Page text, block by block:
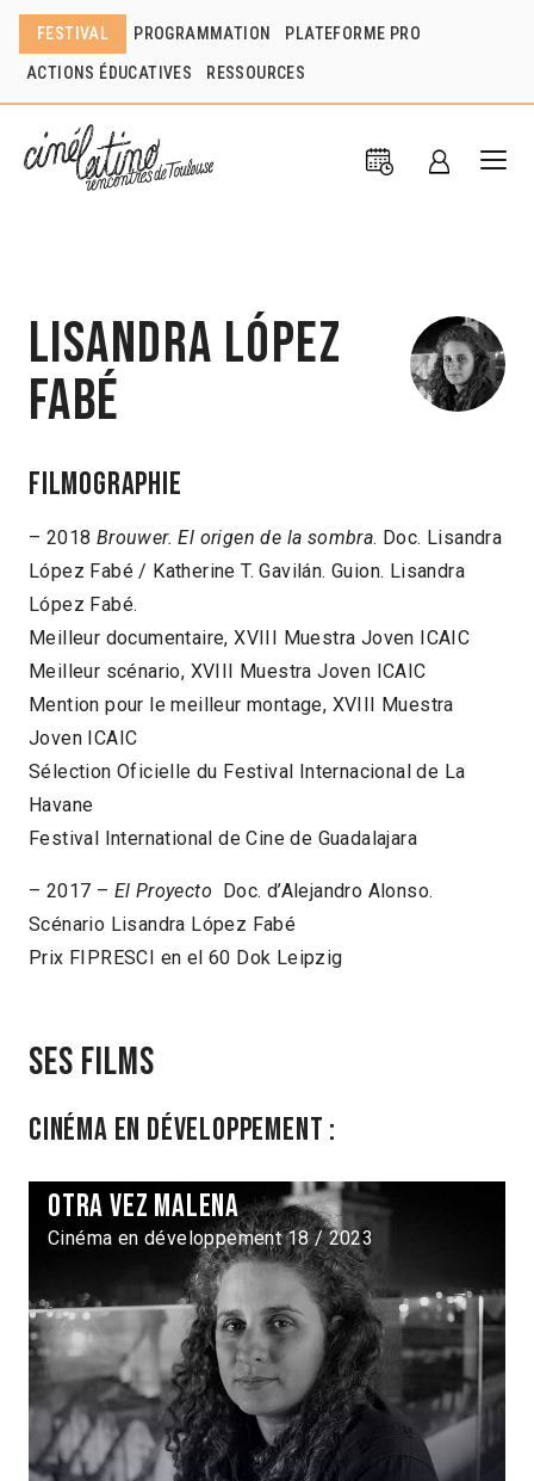
FESTIVAL PROGRAMMATION PLATEFORME PRO
ACTIONS ÉDUCATIVES RESSOURCES
Lisandra López
Fabé
Filmographie
– 2018 Brouwer. El origen de la sombra. Doc. Lisandra
López Fabé / Katherine T. Gavilán. Guion. Lisandra
López Fabé.
Meilleur documentaire, XVIII Muestra Joven ICAIC
Meilleur scénario, XVIII Muestra Joven ICAIC
Mention pour le meilleur montage, XVIII Muestra
Joven ICAIC
Sélection Oficielle du Festival Internacional de La
Havane
Festival International de Cine de Guadalajara
– 2017 – El Proyecto Doc. d’Alejandro Alonso.
Scénario Lisandra López Fabé
Prix FIPRESCI en el 60 Dok Leipzig
Ses films
Cinéma en développement :
Otra vez Malena
Cinéma en développement 18 / 2023